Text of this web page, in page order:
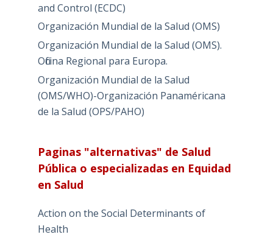
and Control (ECDC)
Organización Mundial de la Salud (OMS)
Organización Mundial de la Salud (OMS).
Oficina Regional para Europa.
Organización Mundial de la Salud
(OMS/WHO)-Organización Panaméricana
de la Salud (OPS/PAHO)
Paginas "alternativas" de Salud
Pública o especializadas en Equidad
en Salud
Action on the Social Determinants of
Health